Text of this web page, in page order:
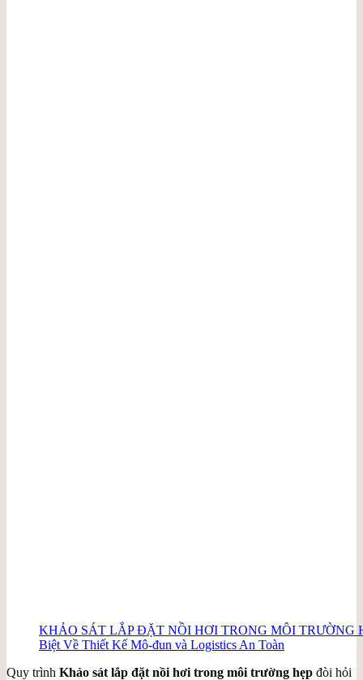
KHẢO SÁT LẮP ĐẶT NỒI HƠI TRONG MÔI TRƯỜNG
Biệt Về Thiết Kế Mô-đun và Logistics An Toàn
Quy trình Khảo sát lắp đặt nồi hơi trong môi trường hẹp đòi hỏi